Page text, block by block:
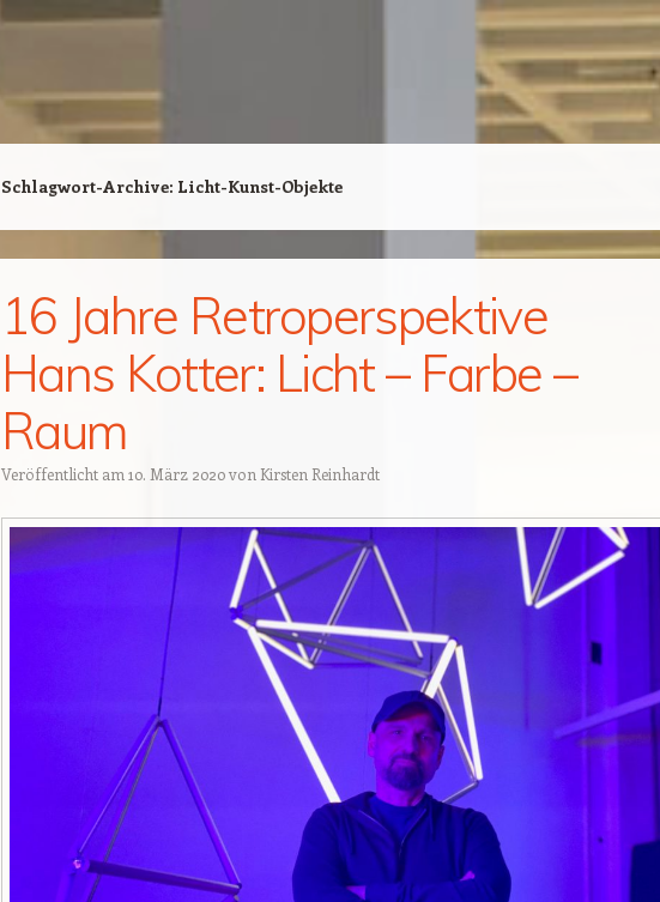
Schlagwort-Archive: Licht-Kunst-Objekte
16 Jahre Retroperspektive
Hans Kotter: Licht – Farbe –
Raum
Veröffentlicht am 10. März 2020von Kirsten Reinhardt